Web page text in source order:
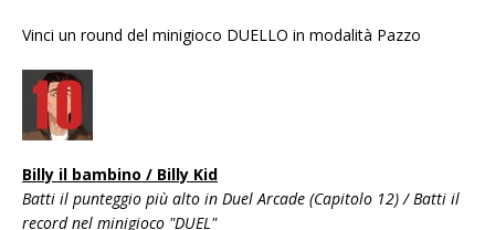
Vinci un round del minigioco DUELLO in modalità Pazzo
Billy il bambino / Billy Kid
Batti il ​​punteggio più alto in Duel Arcade (Capitolo 12) / Batti il ​​
record nel minigioco "DUEL"